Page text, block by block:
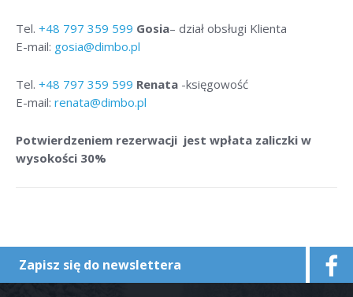
Tel. +48 797 359 599 Gosia– dział obsługi Klienta
E-mail: gosia@dimbo.pl
Tel. +48 797 359 599 Renata -księgowość
E-mail: renata@dimbo.pl
Potwierdzeniem rezerwacji jest wpłata zaliczki w
wysokości 30%
Zapisz się do newslettera